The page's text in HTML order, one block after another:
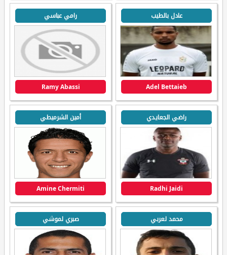
عادل بالطيب
Adel Bettaieb
رامي عباسي
Ramy Abassi
راضي الجعايدي
Radhi Jaidi
أمين الشرميطي
Amine Chermiti
محمد لعربي صبري لموشي